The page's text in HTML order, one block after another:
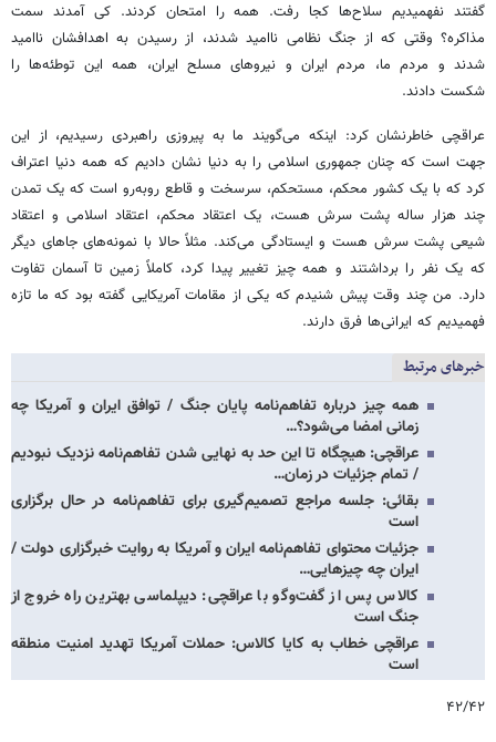
گفتند نفهمیدیم سلاح‌ها کجا رفت. همه را امتحان کردند. کی آمدند سمت
مذاکره؟ وقتی که از جنگ نظامی ناامید شدند، از رسیدن به اهدافشان ناامید
شدند و مردم ما، مردم ایران و نیروهای مسلح ایران، همه این توطئه‌ها را
شکست دادند.
عراقچی خاطرنشان کرد: اینکه می‌گویند ما به پیروزی راهبردی رسیدیم، از این
جهت است که چنان جمهوری اسلامی را به دنیا نشان دادیم که همه دنیا اعتراف
کرد که با یک کشور محکم، مستحکم، سرسخت و قاطع روبه‌رو است که یک تمدن
چند هزار ساله پشت سرش هست، یک اعتقاد محکم، اعتقاد اسلامی و اعتقاد
شیعی پشت سرش هست و ایستادگی می‌کند. مثلاً حالا با نمونه‌های جاهای دیگر
که یک نفر را برداشتند و همه چیز تغییر پیدا کرد، کاملاً زمین تا آسمان تفاوت
دارد. من چند وقت پیش شنیدم که یکی از مقامات آمریکایی گفته بود که ما تازه
فهمیدیم که ایرانی‌ها فرق دارند.
خبرهای مرتبط
همه چیز درباره تفاهم‌نامه پایان جنگ / توافق ایران و آمریکا چه
زمانی امضا می‌شود؟…
عراقچی: هیچگاه تا این حد به نهایی شدن تفاهم‌نامه نزدیک نبودیم
/ تمام جزئیات در زمان…
بقائی: جلسه مراجع تصمیم‌گیری برای تفاهم‌نامه در حال برگزاری
است
جزئیات محتوای تفاهم‌نامه ایران و آمریکا به روایت خبرگزاری دولت /
ایران چه چیزهایی…
کالاس پس از گفت‌وگو با عراقچی: دیپلماسی بهترین راه خروج از
جنگ است
عراقچی خطاب به کایا کالاس: حملات آمریکا تهدید امنیت منطقه
است
۴۲/۴۲